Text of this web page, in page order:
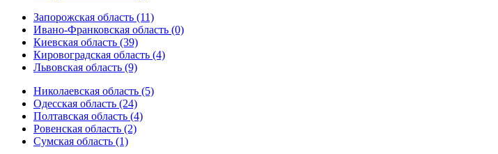
Запорожская область (11)
Ивано-Франковская область (0)
Киевская область (39)
Кировоградская область (4)
Львовская область (9)
Николаевская область (5)
Одесская область (24)
Полтавская область (4)
Ровенская область (2)
Сумская область (1)